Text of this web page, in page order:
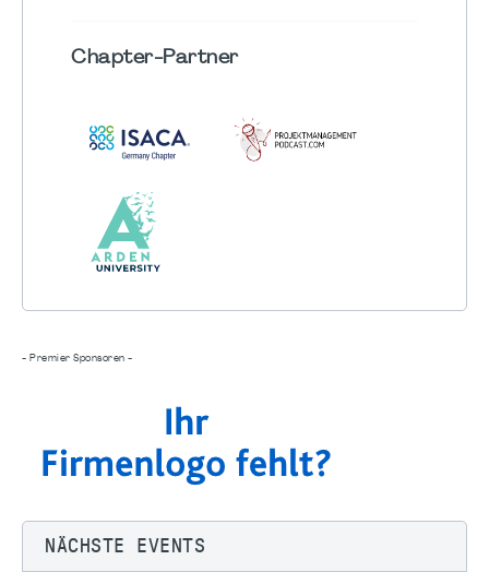
Chapter-Partner
- Premier Sponsoren -
NÄCHSTE EVENTS